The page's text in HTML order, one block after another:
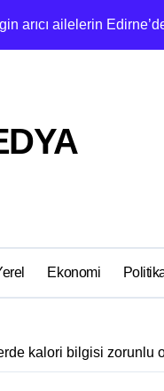
arıcı ailelerin
Ekonomi
kalori bilgisi zorunlu